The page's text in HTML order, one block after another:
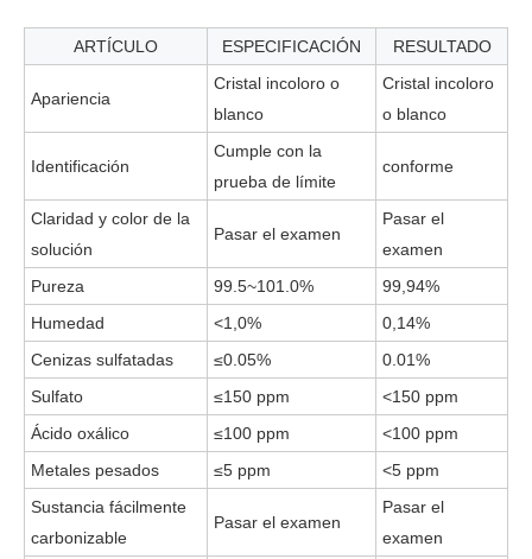
ARTÍCULO ESPECIFICACIÓN RESULTADO
Apariencia
Cristal incoloro o
blanco
Cristal incoloro
o blanco
Identificación
Cumple con la
prueba de límite
conforme
Claridad y color de la
solución
Pasar el examen
Pasar el
examen
Pureza
99.5~101.0%
99,94%
Humedad
<1,0%
0,14%
Cenizas sulfatadas
≤0.05%
0.01%
Sulfato
≤150 ppm
<150 ppm
Ácido oxálico
≤100 ppm
<100 ppm
Metales pesados
≤5 ppm
<5 ppm
Sustancia fácilmente
carbonizable
Pasar el examen
Pasar el
examen